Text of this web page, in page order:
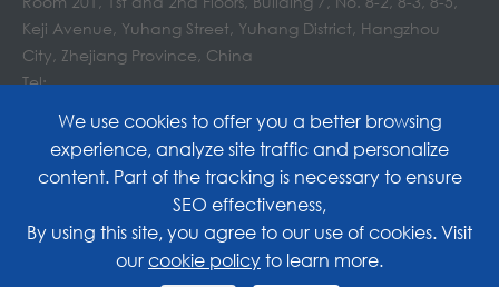
Keji Avenue, Yuhang Street, Yuhang District, Hangzhou
City, Zhejiang Province, China
Tel:
Hangzhou Bing Jia Tech. Co., Ltd.
Rights Reserved.
We use cookies to offer you a better browsing
experience, analyze site traffic and personalize
content. Part of the tracking is necessary to ensure
SEO effectiveness,
By using this site, you agree to our use of cookies. Visit
ourcookie policyto learn more.